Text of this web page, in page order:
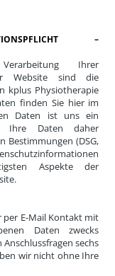
–
Ihrer
Website sind die
kplus Physiotherapie
finden Sie hier im
Daten ist uns ein
Ihre Daten daher
Bestimmungen (DSG,
Aspekte der
per E-Mail Kontakt mit
Daten zwecks
sechs
wir nicht ohne Ihre